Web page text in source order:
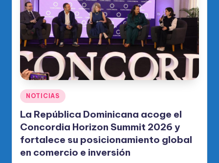
Publicado
en
NOTICIAS
La República Dominicana acoge el
Concordia Horizon Summit 2026 y
fortalece su posicionamiento global
en comercio e inversión